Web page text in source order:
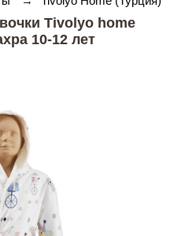
Tivolyo home
10-12 лет